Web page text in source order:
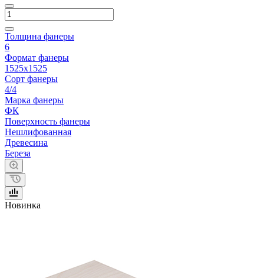
Толщина фанеры
6
Формат фанеры
1525х1525
Сорт фанеры
4/4
Марка фанеры
ФК
Поверхность фанеры
Нешлифованная
Древесина
Береза
Новинка